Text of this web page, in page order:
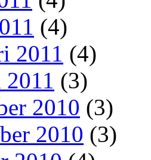
(4)
2011 (4)
(3)
2010 (3)
2010 (3)